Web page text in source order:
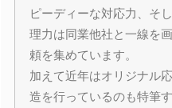
ピーディーな対応力、そ
理力は同業他社と一線を
頼を集めています。
加えて近年はオリジナル
造を行っているのも特筆